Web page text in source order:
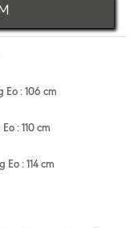
: 106 cm
: 110 cm
: 114 cm